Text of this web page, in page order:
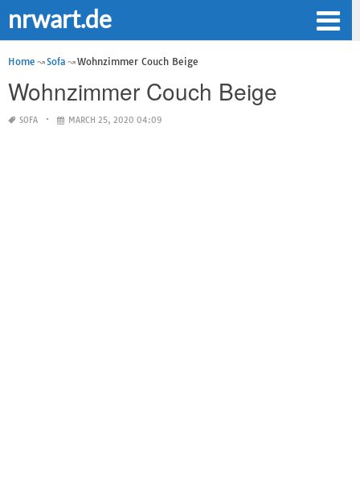
nrwart.de
Home Sofa Wohnzimmer Couch Beige
Wohnzimmer Couch Beige
SOFA MARCH 25, 2020 04:09